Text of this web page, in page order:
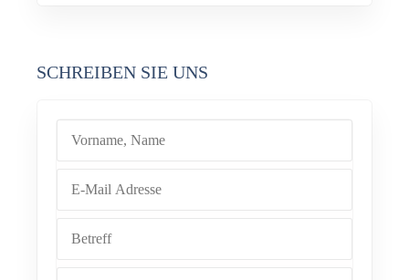
SCHREIBEN SIE UNS